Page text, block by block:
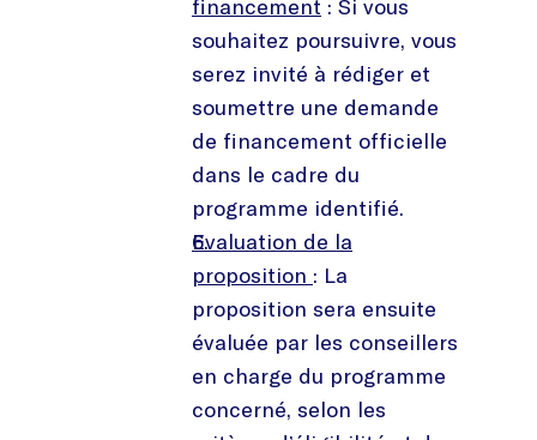
financement : Si vous
souhaitez poursuivre, vous
serez invité à rédiger et
soumettre une demande
de financement officielle
dans le cadre du
programme identifié.
Evaluation de la
proposition : La
proposition sera ensuite
évaluée par les conseillers
en charge du programme
concerné, selon les